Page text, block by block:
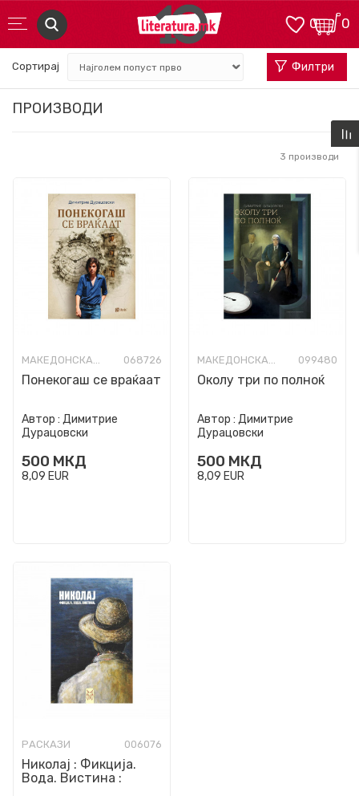
0
0
ПРОИЗВОДИ
Сортирај Филтри
3 производи
МАКЕДОНСКА КНИЖЕВНОСТ 068726
Понекогаш се враќаат
Автор : Димитрие
Дурацовски
500 МКД
8,09 EUR
МАКЕДОНСКА КНИЖЕВНОСТ 099480
Околу три по полноќ
Автор : Димитрие
Дурацовски
500 МКД
8,09 EUR
РАСКАЗИ 006076
Николај : Фикција.
Вода. Вистина :